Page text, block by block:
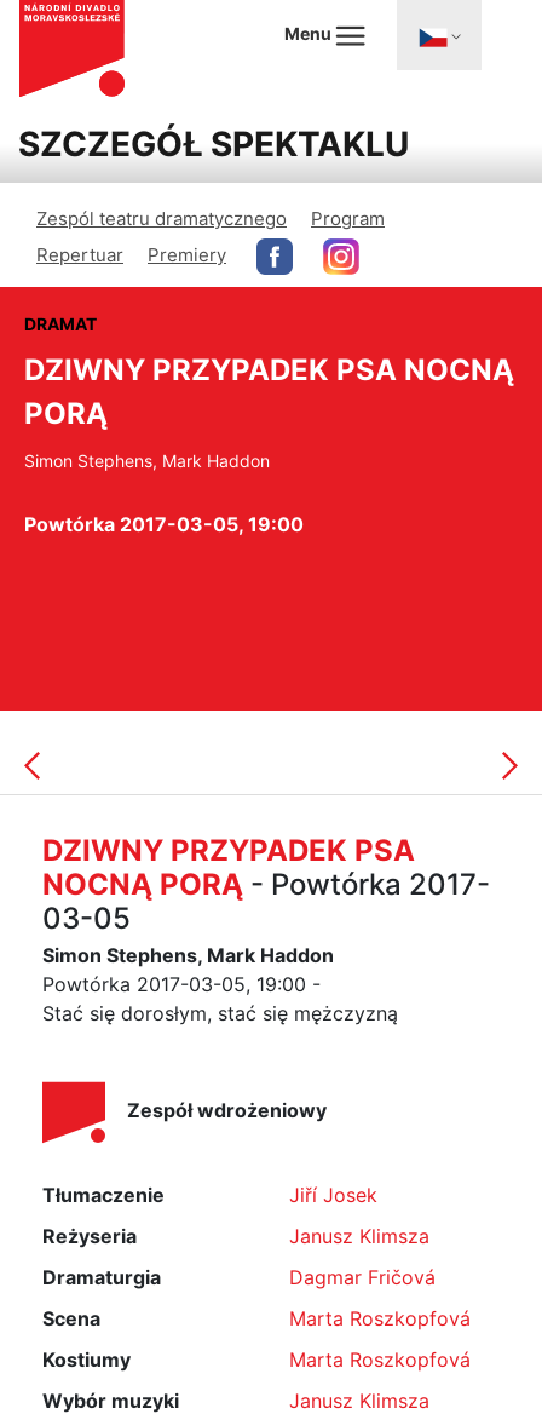
Menu
SZCZEGÓŁ SPEKTAKLU
Zespól teatru dramatycznego
Program
Repertuar
Premiery
DRAMAT
DZIWNY PRZYPADEK PSA NOCNĄ
PORĄ
Simon Stephens, Mark Haddon
Powtórka 2017-03-05, 19:00
DZIWNY PRZYPADEK PSA
NOCNĄ PORĄ - Powtórka 2017-
03-05
Simon Stephens, Mark Haddon
Powtórka 2017-03-05, 19:00 -
Stać się dorosłym, stać się mężczyzną
Zespół wdrożeniowy
Tłumaczenie
Jiří Josek
Reżyseria
Janusz Klimsza
Dramaturgia
Dagmar Fričová
Scena
Marta Roszkopfová
Kostiumy
Marta Roszkopfová
Wybór muzyki
Janusz Klimsza